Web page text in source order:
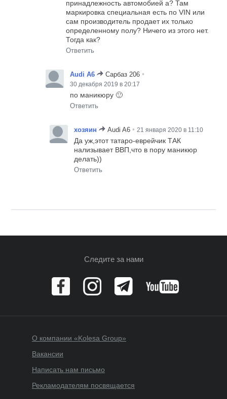
принадлежность автомобией а? Там
маркировка специальная есть по VIN или
сам производитель продает их только
определенному полу? Ничего из этого нет.
Тогда как?
Ответить
Audi A6 Сарбаз 206 •
30 декабря 2019 в 20:17
по маникюру 🙂
Ответить
хозяин Audi A6 • 21 января 2020 в 11:10
Да уж,этот татаро-еврейчик ТАК
нализывает ВВП,что в пору маникюр
делать))
Ответить
Следите за нами
О компании «Kolesa Group»
Вакансии
Написать нам письмо
Рекламодателям посвящается